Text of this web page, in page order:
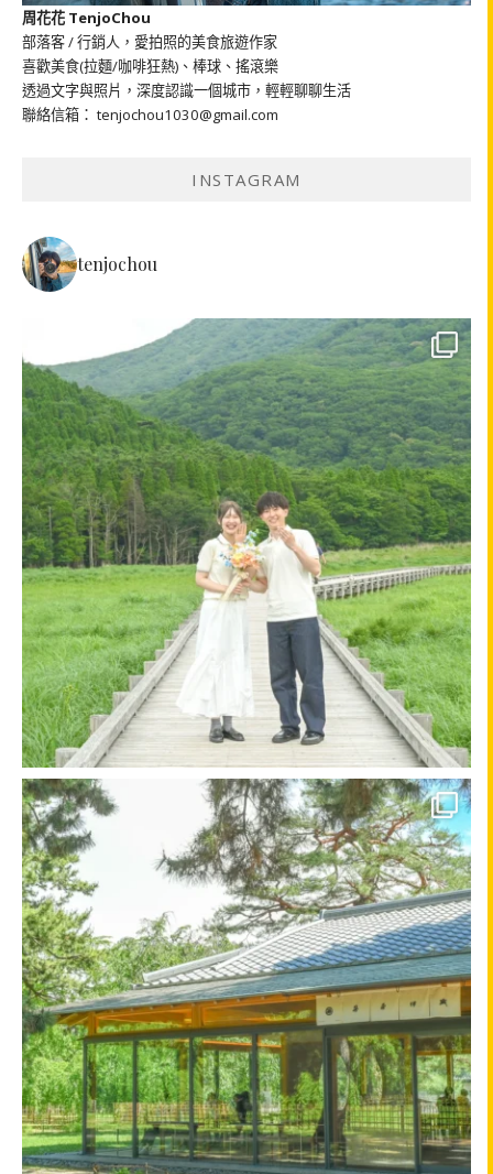
周花花 TenjoChou
部落客 / 行銷人，愛拍照的美食旅遊作家
喜歡美食(拉麵/咖啡狂熱)、棒球、搖滾樂
透過文字與照片，深度認識一個城市，輕輕聊聊生活
聯絡信箱： tenjochou1030@gmail.com
INSTAGRAM
tenjochou